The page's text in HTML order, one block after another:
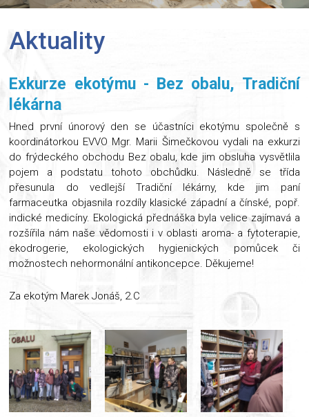
Aktuality
Exkurze ekotýmu - Bez obalu, Tradiční
lékárna
Hned první únorový den se účastníci ekotýmu společně s
koordinátorkou EVVO Mgr. Marii Šimečkovou vydali na exkurzi
do frýdeckého obchodu Bez obalu, kde jim obsluha vysvětlila
pojem a podstatu tohoto obchůdku. Následně se třída
přesunula do vedlejší Tradiční lékárny, kde jim paní
farmaceutka objasnila rozdíly klasické západní a čínské, popř.
indické medicíny. Ekologická přednáška byla velice zajímavá a
rozšířila nám naše vědomosti i v oblasti aroma- a fytoterapie,
ekodrogerie, ekologických hygienických pomůcek či
možnostech nehormonální antikoncepce. Děkujeme!
Za ekotým Marek Jonáš, 2.C